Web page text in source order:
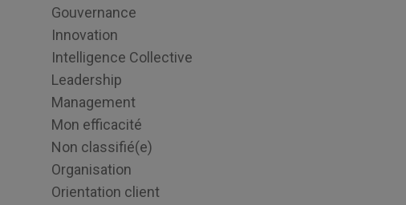
Gouvernance
Innovation
Intelligence Collective
Leadership
Management
Mon efficacité
Non classifié(e)
Organisation
Orientation client